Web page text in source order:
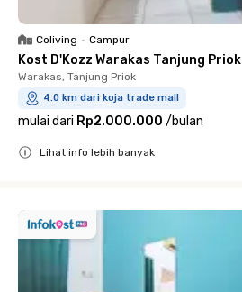
Coliving • Campur
Kost D'Kozz Warakas Tanjung Priok
Warakas, Tanjung Priok
4.0 km dari koja trade mall
mulai dari Rp2.000.000 /bulan
Lihat info lebih banyak